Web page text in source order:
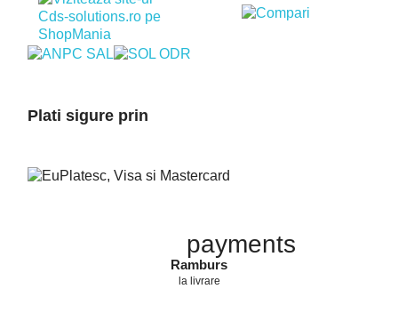
Plati sigure prin
payments
Ramburs
la livrare